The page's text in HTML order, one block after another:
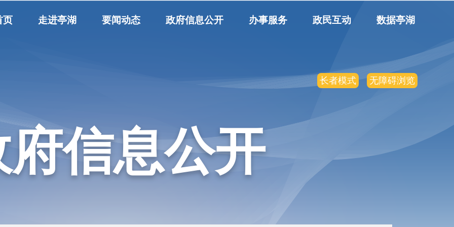
页 走进亭湖 要闻动态 政府信息公开 办事服务 政民互动 数据亭湖
长者模式 无障碍浏览
府信息公开